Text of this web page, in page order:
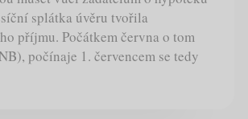
splátka úvěru tvořila
příjmu. Počátkem června o tom
počínaje 1. červencem se tedy